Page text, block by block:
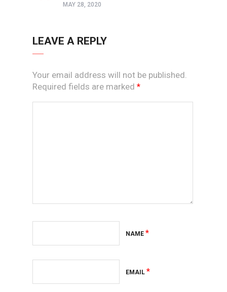
MAY 28, 2020
LEAVE A REPLY
Your email address will not be published.
Required fields are marked *
NAME *
EMAIL *